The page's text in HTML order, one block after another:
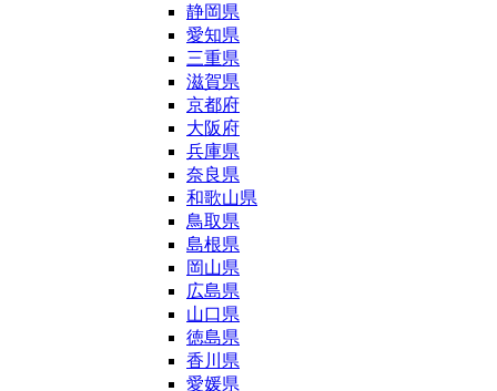
静岡県
愛知県
三重県
滋賀県
京都府
大阪府
兵庫県
奈良県
和歌山県
鳥取県
島根県
岡山県
広島県
山口県
徳島県
香川県
愛媛県